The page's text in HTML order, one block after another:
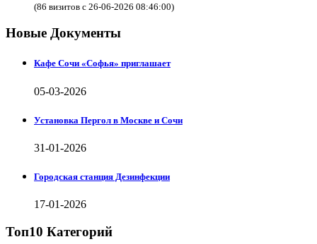
(86 визитов с 26-06-2026 08:46:00)
Новые Документы
Кафе Сочи «Софья» приглашает
05-03-2026
Установка Пергол в Москве и Сочи
31-01-2026
Городская станция Дезинфекции
17-01-2026
Топ10 Категорий